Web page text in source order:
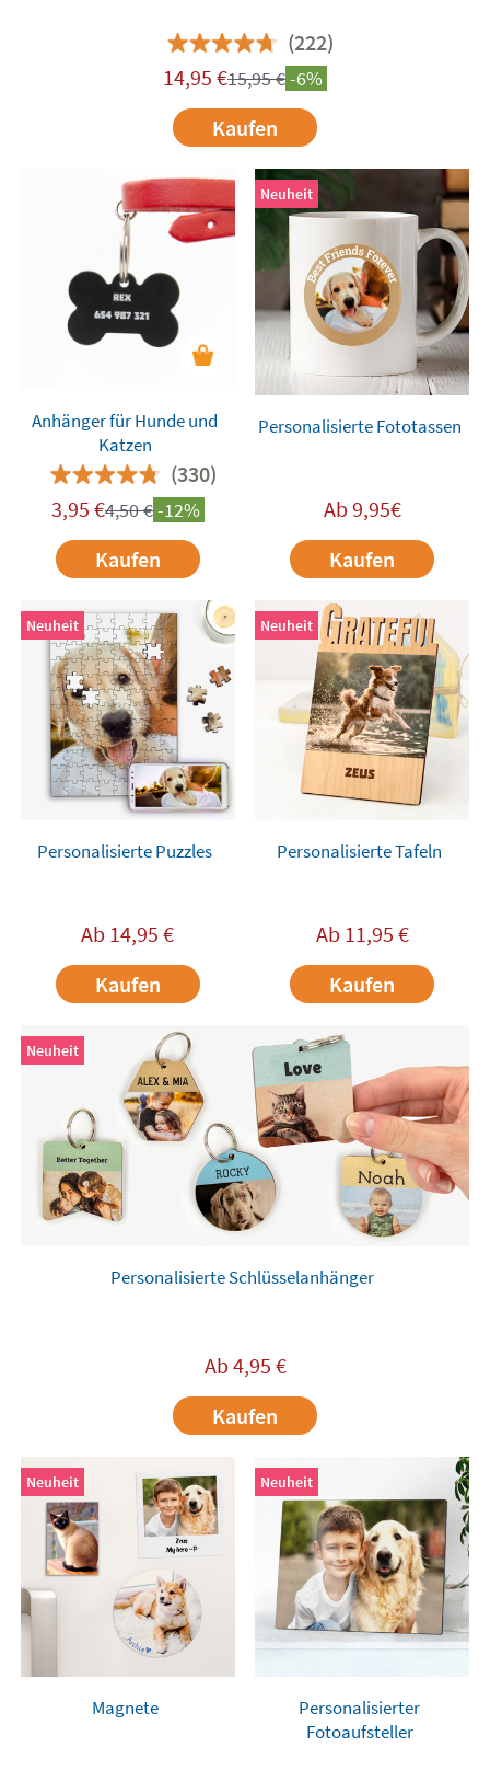
(222)
14,95 €15,95€-6%
Kaufen
Anhänger für Hunde und
Katzen
(330)
3,95 €4,50€-12%
Kaufen
Neuheit
Personalisierte Fototassen
Ab 9,95€
Kaufen
Neuheit
Personalisierte Puzzles
Ab 14,95 €
Kaufen
Neuheit
Personalisierte Tafeln
Ab 11,95 €
Kaufen
Neuheit
Personalisierte Schlüsselanhänger
Ab 4,95 €
Kaufen
Neuheit
Magnete
Neuheit
Personalisierter
Fotoaufsteller